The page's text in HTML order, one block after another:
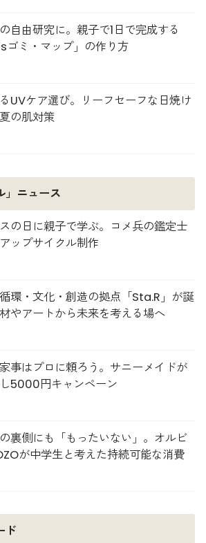
自由研究に。親子で1日で完成する
ゴミ・マップ」の作り方
UVケア選び。リーフセーフな日焼け
の肌対策
」ニュース
の日に親子で学ぶ。コメ兵の鑑定士
ップサイクル制作
環・文化・創造の拠点「Sta.R」が誕
やアートから未来を考える場へ
事はプロに頼ろう。サニーメイドが
5000円キャンペーン
裏側にも「もったいない」。オルビ
が中学生と考えた持続可能な消費
ド